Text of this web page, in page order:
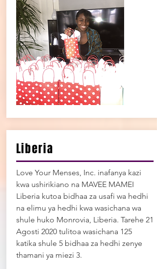
Liberia
Love Your Menses, Inc. inafanya kazi
kwa ushirikiano na MAVEE MAMEI
Liberia kutoa bidhaa za usafi wa hedhi
na elimu ya hedhi kwa wasichana wa
shule huko Monrovia, Liberia. Tarehe 21
Agosti 2020 tulitoa wasichana 125
katika shule 5 bidhaa za hedhi zenye
thamani ya miezi 3.